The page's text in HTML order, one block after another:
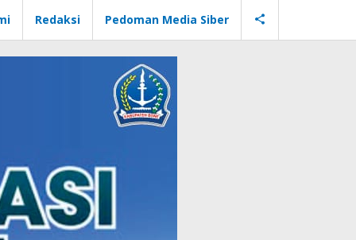
Redaksi Pedoman Media Siber